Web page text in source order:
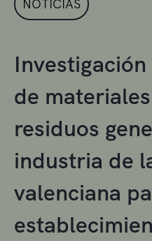
NOTICIAS
de
residuos
industria de
valenciana